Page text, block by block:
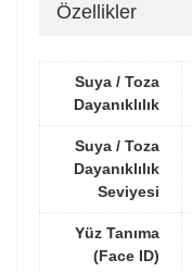
Özellikler
Suya / Toza
Dayanıklılık
Suya / Toza
Dayanıklılık
Seviyesi
Yüz Tanıma
(Face ID)